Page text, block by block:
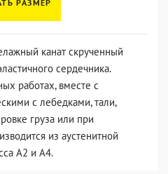
РАЗМЕР
канат скрученный
сердечника.
работах, вместе с
с лебедками, тали,
груза или при
из аустенитной
А2 и А4.